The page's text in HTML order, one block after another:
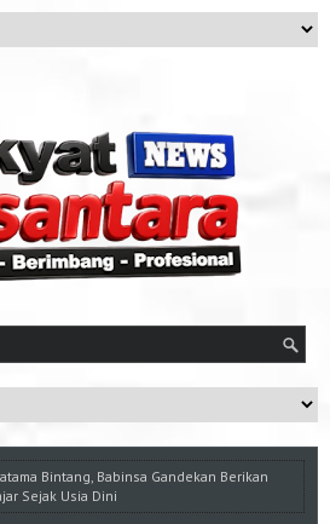
Bintang, Babinsa Gandekan Berikan
Sejak Usia Dini